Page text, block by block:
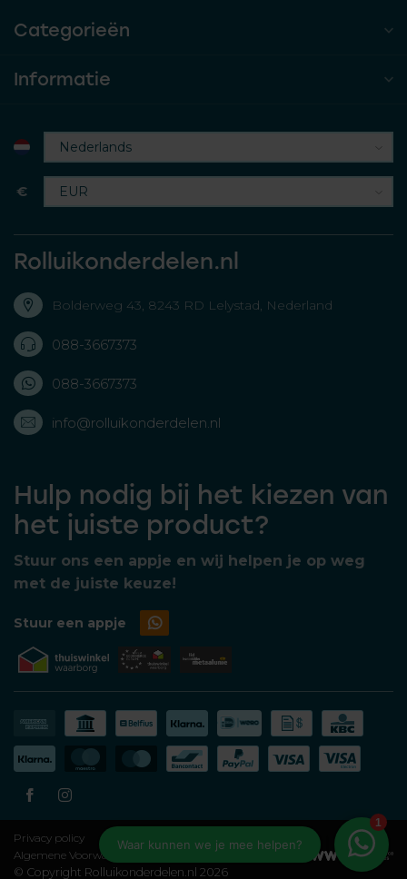
Categorieën
Informatie
€
Rolluikonderdelen.nl
Bolderweg 43, 8243 RD Lelystad, Nederland
088-3667373
088-3667373
info@rolluikonderdelen.nl
Hulp nodig bij het kiezen van
het juiste product?
Stuur ons een appje en wij helpen je op weg
met de juiste keuze!
Stuur een appje
Privacy policy
Algemene Voorwaarden
© Copyright Rolluikonderdelen.nl 2026